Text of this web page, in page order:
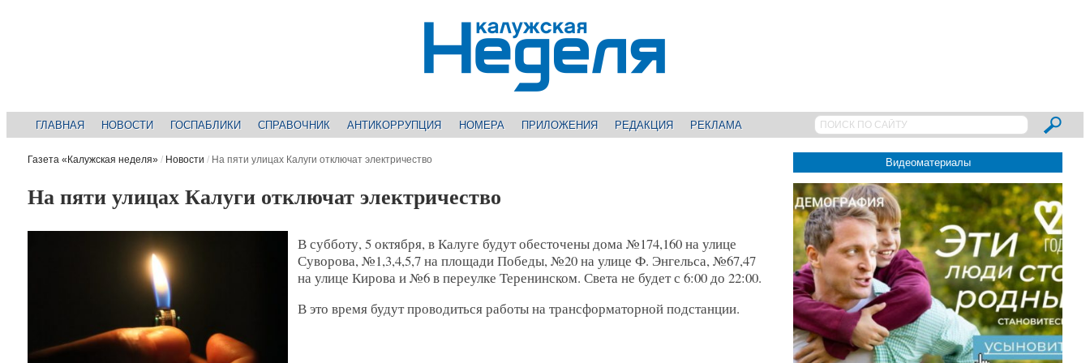
ГЛАВНАЯ НОВОСТИ ГОСПАБЛИКИ СПРАВОЧНИК АНТИКОРРУПЦИЯ НОМЕРА ПРИЛОЖЕНИЯ РЕДАКЦИЯ РЕКЛАМА
Газета «Калужская неделя» / Новости / На пяти улицах Калуги отключат электричество
На пяти улицах Калуги отключат электричество
В субботу, 5 октября, в Калуге будут обесточены дома №174,160 на улице
Суворова, №1,3,4,5,7 на площади Победы, №20 на улице Ф. Энгельса, №67,47
на улице Кирова и №6 в переулке Теренинском. Света не будет с 6:00 до 22:00.
В это время будут проводиться работы на трансформаторной подстанции.
Видеоматериалы